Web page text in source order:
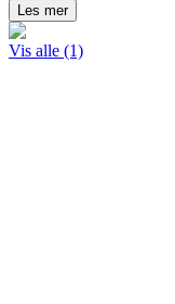
Les mer
Vis alle (1)